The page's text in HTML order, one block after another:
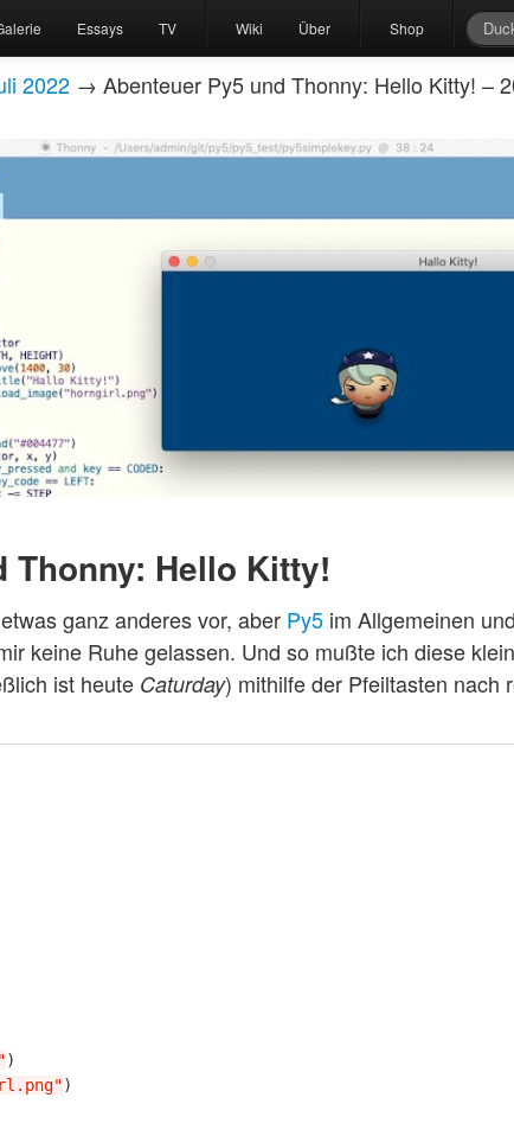
Essays TV Wiki Über Shop
2022 → Abenteuer Py5 und Thonny: Hello Kitty! –
Thonny: Hello Kitty!
ganz anderes vor, aber Py5 im Allgemeinen
keine Ruhe gelassen. Und so mußte ich diese
ist heute Caturday) mithilfe der Pfeiltasten nach
)
)